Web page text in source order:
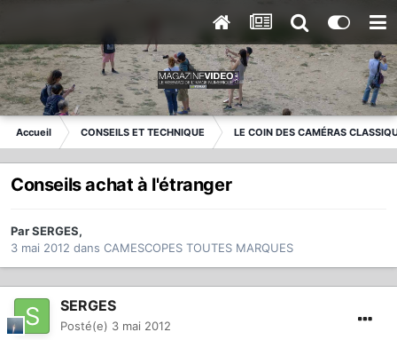
Accueil CONSEILS ET TECHNIQUE LE COIN DES CAMÉRAS
Conseils achat à l'étranger
ParSERGES,
3 mai 2012 dans CAMESCOPES TOUTES MARQUES
SERGES
Posté(e) 3 mai 2012